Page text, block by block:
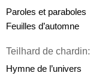
Paroles et paraboles
Feuilles d’automne
Teilhard de chardin:
Hymne de l’univers